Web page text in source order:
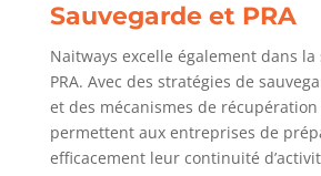
Sauvegarde et PRA
Naitways excelle également dans
PRA. Avec des stratégies de
et des mécanismes de
permettent aux entreprises de
efficacement leur continuité